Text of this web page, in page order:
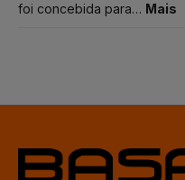
foi concebida para… Mais